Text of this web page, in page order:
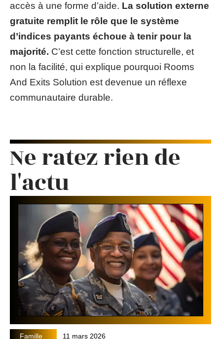
accès à une forme d’aide. La solution externe
gratuite remplit le rôle que le système
d’indices payants échoue à tenir pour la
majorité. C’est cette fonction structurelle, et
non la facilité, qui explique pourquoi Rooms
And Exits Solution est devenue un réflexe
communautaire durable.
Ne ratez rien de
l'actu
Famille 11 mars 2026